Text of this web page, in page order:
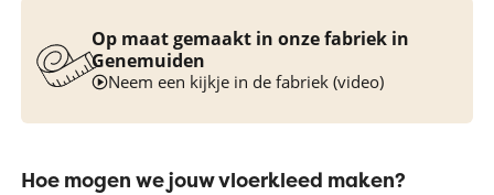
Op maat gemaakt in onze fabriek in
Genemuiden
Neem een kijkje in de fabriek (video)
Hoe mogen we jouw vloerkleed maken?